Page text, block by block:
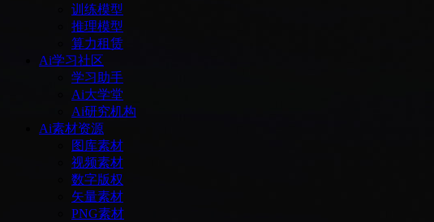
训练模型
推理模型
算力租赁
Ai学习社区
学习助手
Ai大学堂
Ai研究机构
Ai素材资源
图库素材
视频素材
数字版权
矢量素材
PNG素材